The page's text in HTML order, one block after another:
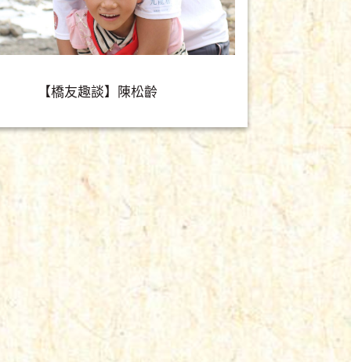
【橋友趣談】陳松齡